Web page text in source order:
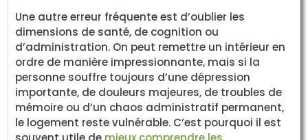
Une autre erreur fréquente est d’oublier les
dimensions de santé, de cognition ou
d’administration. On peut remettre un intérieur en
ordre de manière impressionnante, mais si la
personne souffre toujours d’une dépression
importante, de douleurs majeures, de troubles de
mémoire ou d’un chaos administratif permanent,
le logement reste vulnérable. C’est pourquoi il est